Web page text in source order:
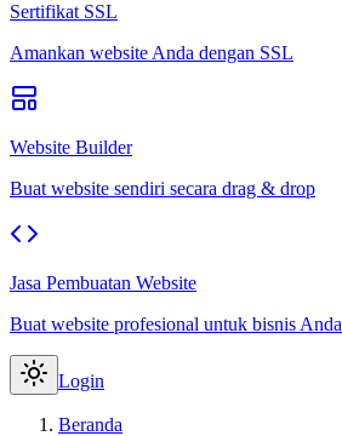
Sertifikat SSL
Amankan website Anda dengan SSL
Website Builder
Buat website sendiri secara drag & drop
Jasa Pembuatan Website
Buat website profesional untuk bisnis Anda
Login
Beranda